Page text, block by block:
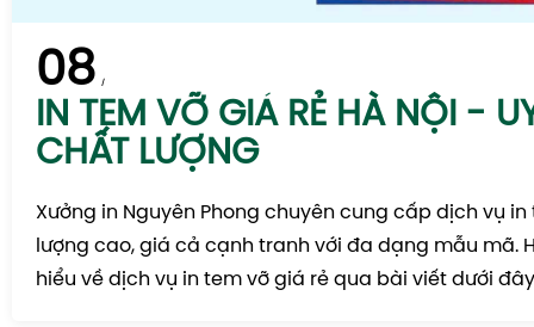
08
IN TEM VỠ GIÁ RẺ HÀ NỘI -
CHẤT LƯỢNG
Xưởng in Nguyên Phong chuyên cung cấp dịch vụ
lượng cao, giá cả cạnh tranh với đa dạng mẫu mã.
hiểu về dịch vụ in tem vỡ giá rẻ qua bài viết dưới